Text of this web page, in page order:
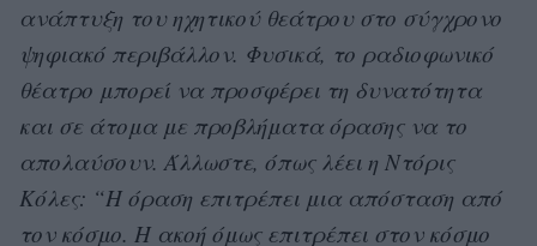
ανάπτυξη του ηχητικού θεάτρου στο σύγχρονο
ψηφιακό περιβάλλον. Φυσικά, το ραδιοφωνικό
θέατρο μπορεί να προσφέρει τη δυνατότητα
και σε άτομα με προβλήματα όρασης να το
απολαύσουν. Άλλωστε, όπως λέει η Ντόρις
Κόλες: “Η όραση επιτρέπει μια απόσταση από
τον κόσμο. Η ακοή όμως επιτρέπει στον κόσμο